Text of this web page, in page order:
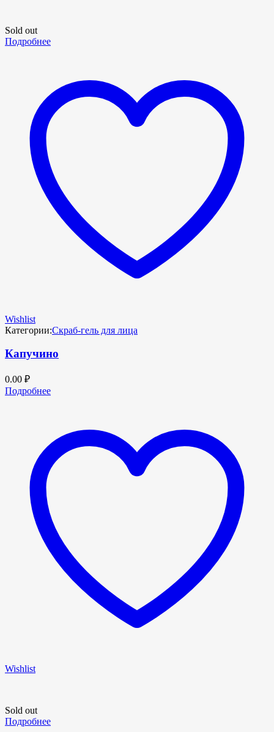
Sold out
Подробнее
Wishlist
Категории:Скраб-гель для лица
Капучино
0.00 ₽
Подробнее
Wishlist
Sold out
Подробнее